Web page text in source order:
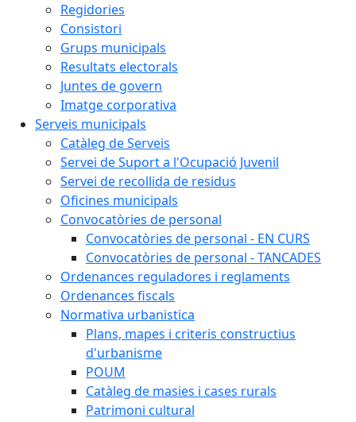
Regidories
Consistori
Grups municipals
Resultats electorals
Juntes de govern
Imatge corporativa
Serveis municipals
Catàleg de Serveis
Servei de Suport a l'Ocupació Juvenil
Servei de recollida de residus
Oficines municipals
Convocatòries de personal
Convocatòries de personal - EN CURS
Convocatòries de personal - TANCADES
Ordenances reguladores i reglaments
Ordenances fiscals
Normativa urbanistica
Plans, mapes i criteris constructius
d'urbanisme
POUM
Catàleg de masies i cases rurals
Patrimoni cultural